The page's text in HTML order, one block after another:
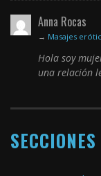
Anna Rocas
→ Masajes
Hola soy
una relación